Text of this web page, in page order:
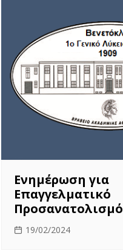
Ενημέρωση για
Επαγγελματικό
Προσανατολισμό
19/02/2024